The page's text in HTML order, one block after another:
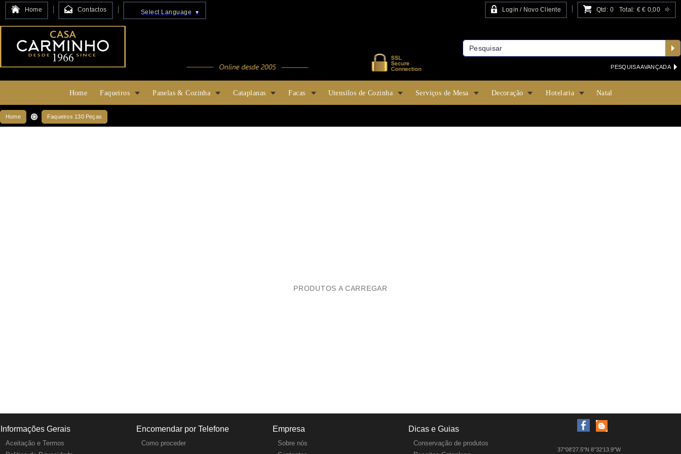
Home Contactos Select Language ▼ Login / Novo Cliente Qtd: 0 Total: €€ 0,00
PESQUISA AVANÇADA
Home Faqueiros Panelas & Cozinha Cataplanas Facas Utensilos de Cozinha Serviços de Mesa Decoração Hotelaria Natal
Home Faqueiros 130 Peças
PRODUTOS A CARREGAR
Informações Gerais
Aceitação e Termos
Encomendar por Telefone
Como proceder
Empresa
Sobre nós
Dicas e Guias
Conservação de produtos
37°08'27.5"N 8°32'13.9"W